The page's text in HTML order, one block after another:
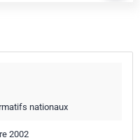
nationaux
2002